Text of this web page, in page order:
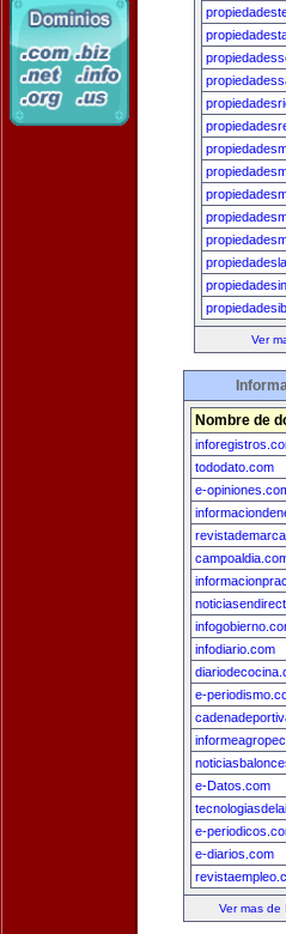
Ver
Nombre de
tododato.com
e-
infodiario.com
e-
e-Datos.com
e-
e-diarios.com
Ver mas de